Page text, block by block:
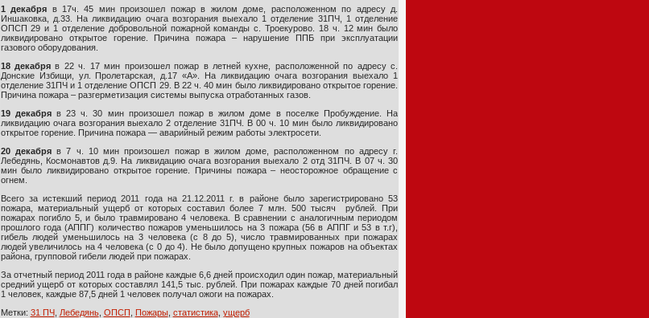
1 декабря в 17ч. 45 мин произошел пожар в жилом доме, расположенном по адресу д.
Иншаковка, д.33. На ликвидацию очага возгорания выехало 1 отделение 31ПЧ, 1 отделение
ОПСП 29 и 1 отделение добровольной пожарной команды с. Троекурово. 18 ч. 12 мин было
ликвидировано открытое горение. Причина пожара – нарушение ППБ при эксплуатации
газового оборудования.
18 декабря в 22 ч. 17 мин произошел пожар в летней кухне, расположенной по адресу с.
Донские Избищи, ул. Пролетарская, д.17 «А». На ликвидацию очага возгорания выехало 1
отделение 31ПЧ и 1 отделение ОПСП 29. В 22 ч. 40 мин было ликвидировано открытое горение.
Причина пожара – разгерметизация системы выпуска отработанных газов.
19 декабряв 23 ч. 30 мин произошел пожар в жилом доме в поселке Пробуждение. На
ликвидацию очага возгорания выехало 2 отделение 31ПЧ. В 00 ч. 10 мин было ликвидировано
открытое горение. Причина пожара — аварийный режим работы электросети.
20 декабряв 7 ч. 10 мин произошел пожар в жилом доме, расположенном по адресу г.
Лебедянь, Космонавтов д.9. На ликвидацию очага возгорания выехало 2 отд 31ПЧ. В 07 ч. 30
мин было ликвидировано открытое горение. Причины пожара – неосторожное обращение с
огнем.
Всего за истекший период 2011 года на 21.12.2011 г. в районе было зарегистрировано 53
пожара, материальный ущерб от которых составил более 7 млн. 500 тысяч рублей. При
пожарах погибло 5, и было травмировано 4 человека. В сравнении с аналогичным периодом
прошлого года (АППГ) количество пожаров уменьшилось на 3 пожара (56 в АППГ и 53 в т.г),
гибель людей уменьшилось на 3 человека (с 8 до 5), число травмированных при пожарах
людей увеличилось на 4 человека (с 0 до 4). Не было допущено крупных пожаров на объектах
района, групповой гибели людей при пожарах.
За отчетный период 2011 года в районе каждые 6,6 дней происходил один пожар, материальный
средний ущерб от которых составлял 141,5 тыс. рублей. При пожарах каждые 70 дней погибал
1 человек, каждые 87,5 дней 1 человек получал ожоги на пожарах.
Метки: 31 ПЧ, Лебедянь, ОПСП Пожары, статистика, ущерб